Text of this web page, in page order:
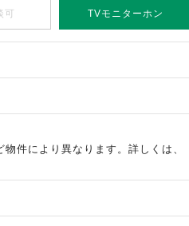
可 TVモニターホン
件により異なります。詳しくは、